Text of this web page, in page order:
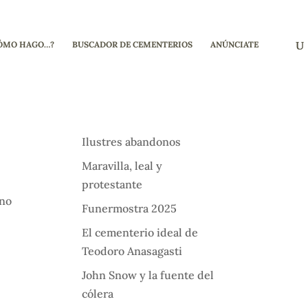
HAGO…? BUSCADOR DE CEMENTERIOS ANÚNCIATE
Ilustres abandonos
Maravilla, leal y
protestante
Funermostra 2025
El cementerio ideal de
Teodoro Anasagasti
John Snow y la fuente del
cólera